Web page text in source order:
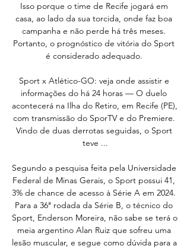
Isso porque o time de Recife jogará em
casa, ao lado da sua torcida, onde faz boa
campanha e não perde há três meses.
Portanto, o prognóstico de vitória do Sport
é considerado adequado.
Sport x Atlético-GO: veja onde assistir e
informações do há 24 horas — O duelo
acontecerá na Ilha do Retiro, em Recife (PE),
com transmissão do SporTV e do Premiere.
Vindo de duas derrotas seguidas, o Sport
teve ...
Segundo a pesquisa feita pela Universidade
Federal de Minas Gerais, o Sport possui 41,
3% de chance de acesso à Série A em 2024.
Para a 36ª rodada da Série B, o técnico do
Sport, Enderson Moreira, não sabe se terá o
meia argentino Alan Ruiz que sofreu uma
lesão muscular, e segue como dúvida para a